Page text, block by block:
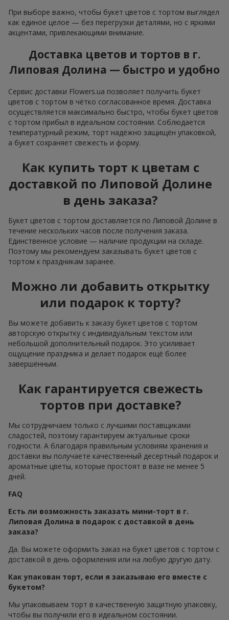
При выборе важно, чтобы букет цветов с тортом выглядел
как единое целое — без перегрузки деталями, но с яркими
акцентами, привлекающими внимание.
Доставка цветов и тортов в г.
Липовая Долина — быстро и удобно
Сервис доставки Flowers.ua позволяет получить букет
цветов с тортом в чётко согласованное время. Доставка
осуществляется максимально быстро, чтобы букет цветов
с тортом прибыл в идеальном состоянии. Соблюдается
температурный режим, торт надёжно защищён упаковкой,
а букет сохраняет свежесть и форму.
Как купить торт к цветам с
доставкой по Липовой Долине
в день заказа?
Букет цветов с тортом доставляется по Липовой Долине в
течение нескольких часов после получения заказа.
Единственное условие — наличие продукции на складе.
Поэтому мы рекомендуем заказывать букет цветов с
тортом к праздникам заранее.
Можно ли добавить открытку
или подарок к торту?
Вы можете добавить к заказу букет цветов с тортом
авторскую открытку с индивидуальным текстом или
небольшой дополнительный подарок. Это усиливает
ощущение праздника и делает подарок ещё более
завершённым.
Как гарантируется свежесть
тортов при доставке?
Мы сотрудничаем только с лучшими поставщиками
сладостей, поэтому гарантируем актуальные сроки
годности. А благодаря правильным условиям хранения и
доставки вы получаете качественный десертный подарок и
ароматные цветы, которые простоят в вазе не менее 5
дней.
FAQ
Есть ли возможность заказать мини-торт в г.
Липовая Долина в подарок с доставкой в день
заказа?
Да. Вы можете оформить заказ на букет цветов с тортом с
доставкой в день оформления или на любую другую дату.
Как упакован торт, если я заказываю его вместе с
букетом?
Мы упаковываем торт в качественную защитную упаковку,
чтобы вы получили его в идеальном состоянии.